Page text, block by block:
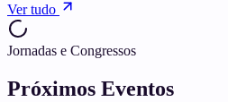
Ver tudo
Jornadas e Congressos
Próximos Eventos